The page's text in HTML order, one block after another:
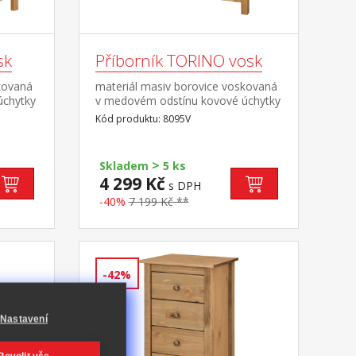
s
Příborník TORINO vosk
materiál masiv borovice voskovaná
v medovém odstínu kovové úchytky
v barevném provedení černěná
mosaz 2 zásuvky s kovovými
police vhodný doplněk nástavec
8096V
Kód produktu: 8095V
Skladem > 5 ks
4 299 Kč s DPH
-40% 7 199 Kč **
-42%
Nastavení